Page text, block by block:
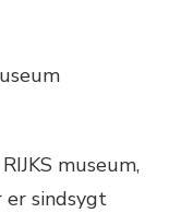
museum,
sindsygt